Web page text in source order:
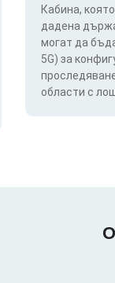
Кабина,
дадена
могат да
5G) за
области с